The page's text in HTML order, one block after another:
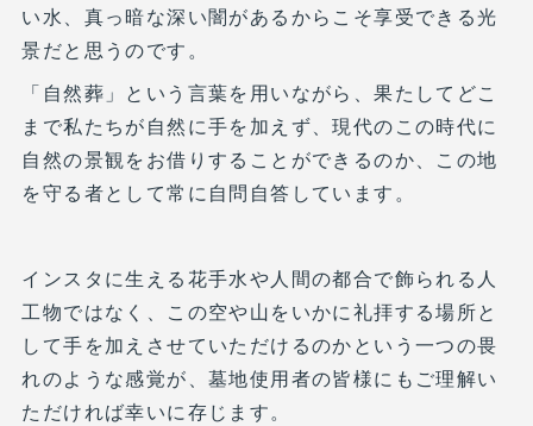
い水、真っ暗な深い闇があるからこそ享受できる光
景だと思うのです。
「自然葬」という言葉を用いながら、果たしてどこ
まで私たちが自然に手を加えず、現代のこの時代に
自然の景観をお借りすることができるのか、この地
を守る者として常に自問自答しています。
インスタに生える花手水や人間の都合で飾られる人
工物ではなく、この空や山をいかに礼拝する場所と
して手を加えさせていただけるのかという一つの畏
れのような感覚が、墓地使用者の皆様にもご理解い
ただければ幸いに存じます。